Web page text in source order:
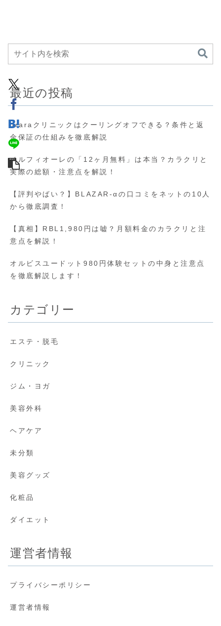
最近の投稿
uraraクリニックはクーリングオフできる？条件と返
金保証の仕組みを徹底解説
ベルフィオーレの「12ヶ月無料」は本当？カラクリと
実際の総額・注意点を解説！
【評判やばい？】BLAZAR-αの口コミをネットの10人
から徹底調査！
【真相】RBL1,980円は嘘？月額料金のカラクリと注
意点を解説！
オルビスユードット980円体験セットの中身と注意点
を徹底解説します！
カテゴリー
エステ・脱毛
クリニック
ジム・ヨガ
美容外科
ヘアケア
未分類
美容グッズ
化粧品
ダイエット
運営者情報
プライバシーポリシー
運営者情報